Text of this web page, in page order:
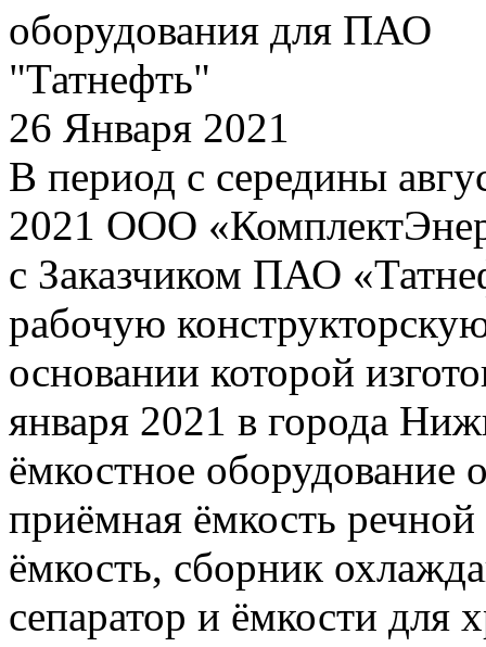
26 Января 2021
В период с середины
2021 ООО
с Заказчиком ПАО
рабочую
основании которой
января 2021 в города
ёмкостное
приёмная ёмкость
ёмкость, сборник
сепаратор и ёмкости для